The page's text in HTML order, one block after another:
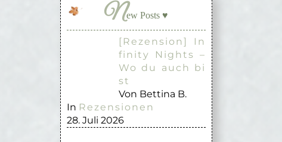
New Posts ♥
[Rezension] In
finity Nights –
Wo du auch bi
st
Von Bettina B.
In Rezensionen
28. Juli 2026